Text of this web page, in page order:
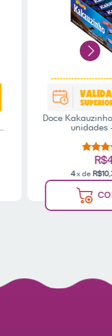
Doce
unidades
4x de